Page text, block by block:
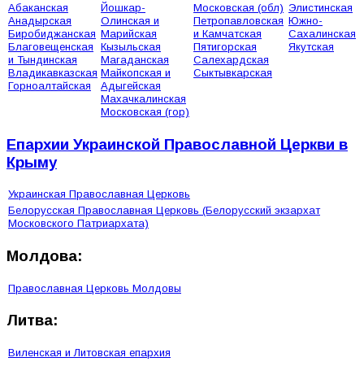
Абаканская
Анадырская
Биробиджанская
Благовещенская
и Тындинская
Владикавказская
Горноалтайская
Йошкар-
Олинская и
Марийская
Кызыльская
Магаданская
Майкопская и
Адыгейская
Махачкалинская
Московская (гор)
Московская (обл)
Петропавловская
и Камчатская
Пятигорская
Салехардская
Сыктывкарская
Элистинская
Южно-
Сахалинская
Якутская
Епархии Украинской Православной Церкви в
Крыму
Украинская Православная Церковь
Белорусская Православная Церковь (Белорусский экзархат
Московского Патриархата)
Молдова:
Православная Церковь Молдовы
Литва:
Виленская и Литовская епархия